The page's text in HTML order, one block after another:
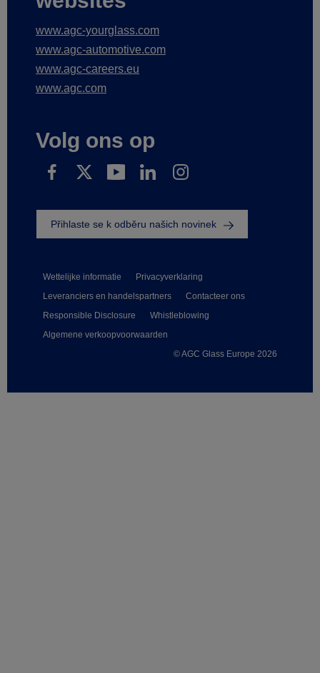
www.agc-yourglass.com
www.agc-automotive.com
www.agc-careers.eu
www.agc.com
Volg ons op
© AGC Glass Europe 2026
Wettelijke informatie
Privacyverklaring
Leveranciers en handelspartners
Contacteer ons
Responsible Disclosure
Whistleblowing
Algemene verkoopvoorwaarden
Přihlaste se k odběru našich novinek